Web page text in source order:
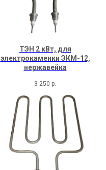
ТЭН 2 кВт, для
электрокаменки ЭКМ-12,
нержавейка
3 250 р.